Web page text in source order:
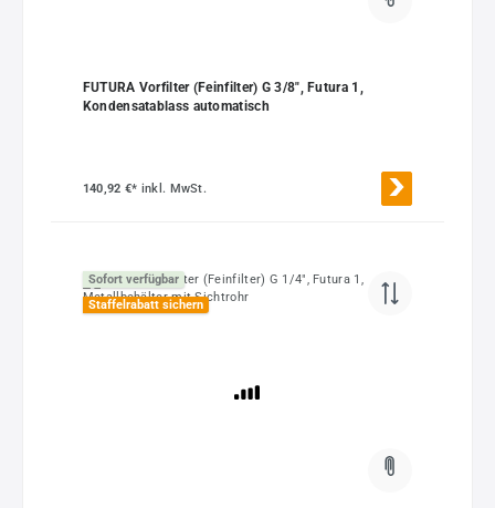
FUTURA Vorfilter (Feinfilter) G 3/8", Futura 1,
Kondensatablass automatisch
140,92 €* inkl. MwSt.
Sofort verfügbar
Staffelrabatt sichern